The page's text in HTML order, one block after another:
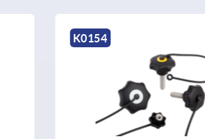
K0154